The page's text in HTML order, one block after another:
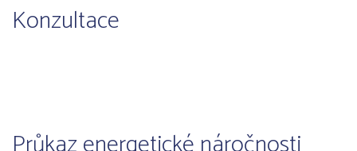
Konzultace